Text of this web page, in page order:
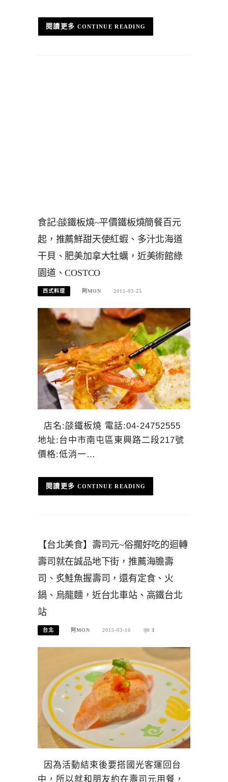
CONTINUE READING
食記:燄鐵板燒~平價鐵板燒簡餐百元
起，推薦鮮甜天使紅蝦、多汁北海道
干貝、肥美加拿大牡蠣，近美術館綠
園道、COSTCO
西式料理 阿MON 2015-03-25
店名:燄鐵板燒 電話:04-24752555
地址:台中市南屯區東興路二段217號
價格:低消一…
CONTINUE READING
【台北美食】壽司元~俗擱好吃的迴轉
壽司就在誠品地下街，推薦海膽壽
司、炙鮭魚握壽司，還有定食、火
鍋、烏龍麵，近台北車站、高鐵台北
站
台北 阿MON 2015-03-10 3
因為活動結束後要搭國光客運回台
中，所以就和朋友約在壽司元用餐，